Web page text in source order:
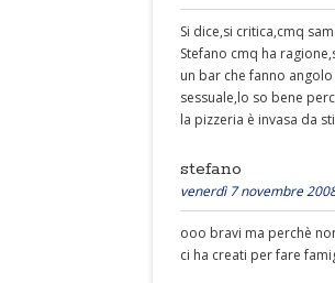
Si dice,si critica,cmq
Stefano cmq ha
un bar che fanno
sessuale,lo so bene
la pizzeria è invasa da
stefano
venerdì 7 novembre
ooo bravi ma perchè
ci ha creati per fare